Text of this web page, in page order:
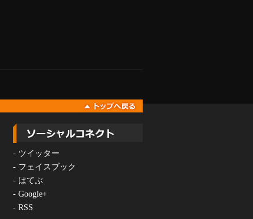
- ツイッター
- フェイスブック
- はてぶ
- Google+
- RSS